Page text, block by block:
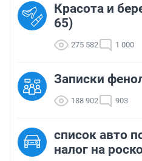
Красота и
65)
275 582 1 000
Записки
188 902 903
список авто
налог на